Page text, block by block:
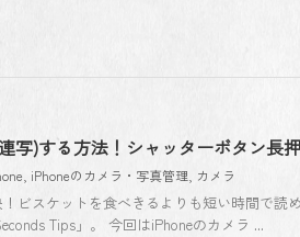
連写)する方法！シャッターボタン長
iPhoneのカメラ・写真管理 カメラ
ビスケットを食べきるよりも短い時間で読
Tips」。 今回はiPhoneのカメラ ...